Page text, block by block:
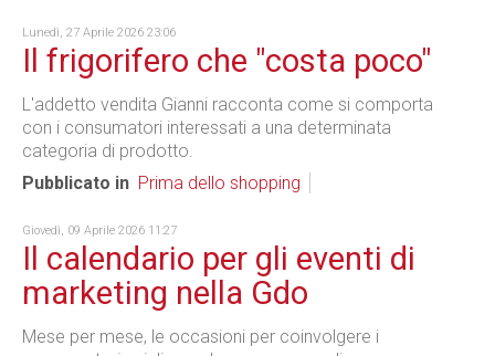
Lunedì, 27 Aprile 2026 23:06
Il frigorifero che "costa poco"
L'addetto vendita Gianni racconta come si comporta
con i consumatori interessati a una determinata
categoria di prodotto.
Pubblicato in Prima dello shopping
Giovedì, 09 Aprile 2026 11:27
Il calendario per gli eventi di
marketing nella Gdo
Mese per mese, le occasioni per coinvolgere i